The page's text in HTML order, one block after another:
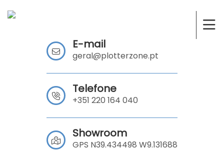
E-mail
geral@plotterzone.pt
Telefone
+351 220 164 040
Showroom
GPS N39.434498 W9.131688